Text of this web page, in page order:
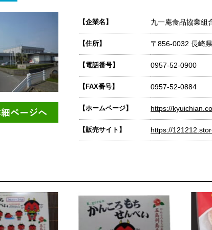
【企業名】 九一庵食品協業組
【住所】 〒856-0032 長崎
【電話番号】 0957-52-0900
【FAX番号】 0957-52-0884
【ホームページ】 https://
【販売サイト】 https://